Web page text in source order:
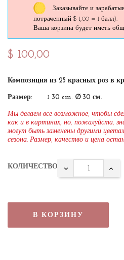
Заказывайте и
потраченный $ 1,00 = 1 балл).
Ваша корзина будет иметь
$ 100,00
Композиция из 25 красных роз в
Размер: ↕ 30 cm. ∅ 30 см.
Мы делаем все возможное, чтобы
как и в картинах, но, пожалуйста,
могут быть заменены другими
сезона. Размер, качество и цена
КОЛИЧЕСТВО
В КОРЗИНУ